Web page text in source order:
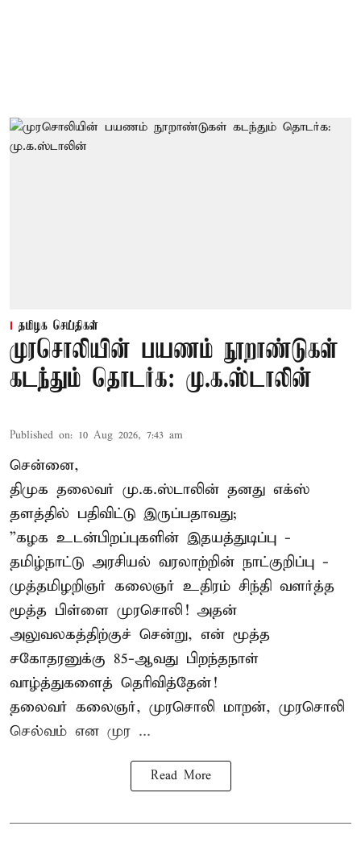
தமிழக செய்திகள்
முரசொலியின் பயணம் நூறாண்டுகள்
கடந்தும் தொடர்க: மு.க.ஸ்டாலின்
Published on: 10 Aug 2026, 7:43 am
சென்னை,
திமுக தலைவர் மு.க.ஸ்டாலின் தனது எக்ஸ்
தளத்தில் பதிவிட்டு இருப்பதாவது;
”கழக உடன்பிறப்புகளின் இதயத்துடிப்பு -
தமிழ்நாட்டு அரசியல் வரலாற்றின் நாட்குறிப்பு -
முத்தமிழறிஞர் கலைஞர் உதிரம் சிந்தி வளர்த்த
மூத்த பிள்ளை முரசொலி! அதன்
அலுவலகத்திற்குச் சென்று, என் மூத்த
சகோதரனுக்கு 85-ஆவது பிறந்தநாள்
வாழ்த்துகளைத் தெரிவித்தேன்!
தலைவர் கலைஞர், முரசொலி மாறன், முரசொலி
செல்வம் என முர ...
Read More